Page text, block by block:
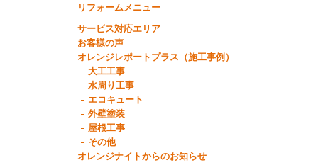
リフォームメニュー
サービス対応エリア
お客様の声
オレンジレポートプラス（施工事例）
大工工事
水周り工事
エコキュート
外壁塗装
屋根工事
その他
オレンジナイトからのお知らせ